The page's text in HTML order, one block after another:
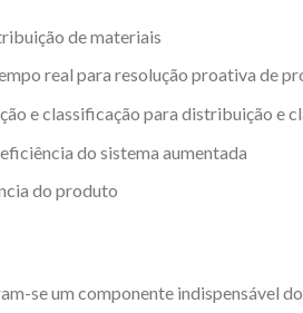
de materiais
real para resolução proativa de
e classificação para distribuição e
do sistema aumentada
do produto
se um componente indispensável